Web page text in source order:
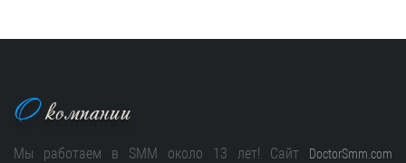
Окомпании
Мы работаем в SMM около 13 лет! Сайт DoctorSmm.com